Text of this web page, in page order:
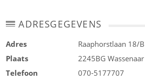
ADRESGEGEVENS
Adres
Raaphorstlaan 18/B
Plaats
2245BG Wassenaar
Telefoon
070-5177707